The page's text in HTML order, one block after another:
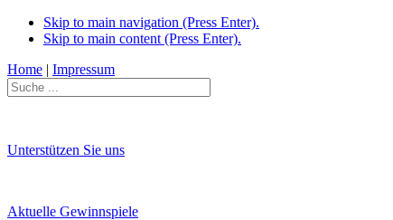
Skip to main navigation (Press Enter).
Skip to main content (Press Enter).
Home | Impressum
Unterstützen Sie uns
Aktuelle Gewinnspiele